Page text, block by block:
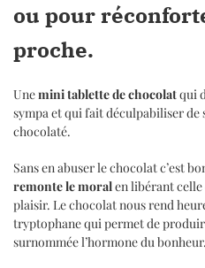
ou pour
proche.
Unemini tablette de chocolatqui
sympa et qui fait déculpabiliser
chocolaté.
Sans en abuser le chocolat c’est
remonte le moralen libérant celle
plaisir. Le chocolat nous rend
tryptophane qui permet de
surnommée l’hormone du bonheur.